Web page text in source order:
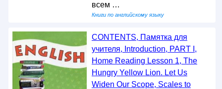
всем …
Книги по английскому языку
CONTENTS, Памятка для
учителя, Introduction, PART I,
Home Reading Lesson 1, The
Hungry Yellow Lion. Let Us
Widen Our Scope, Scales to